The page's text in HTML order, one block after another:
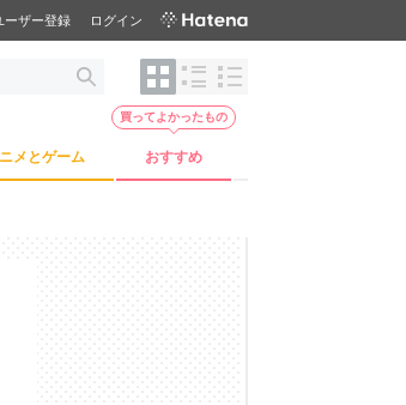
ーザー登録 ログイン
メとゲーム おすすめ
買ってよかったもの